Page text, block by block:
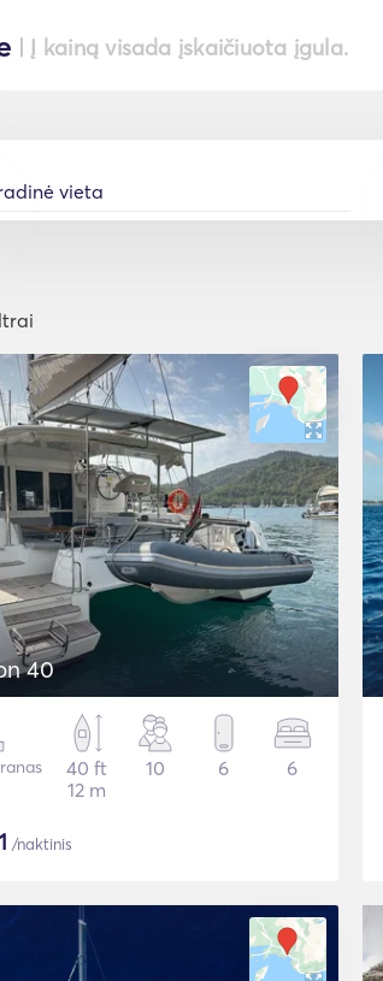
| Į kainą visada įskaičiuota įgula.
40
40 ft
12 m
10 6 6
/naktinis